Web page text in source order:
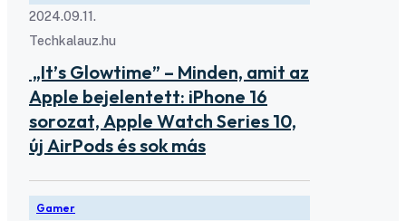
2024.09.11.
Techkalauz.hu
„It’s Glowtime” – Minden, amit az
Apple bejelentett: iPhone 16
sorozat, Apple Watch Series 10,
új AirPods és sok más
Gamer